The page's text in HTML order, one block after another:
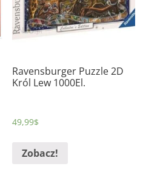
Ravensburger Puzzle 2D
Król Lew 1000El.
49,99$
Zobacz!